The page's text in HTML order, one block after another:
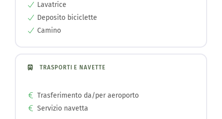
Lavatrice
Deposito biciclette
Camino
TRASPORTI E NAVETTE
Trasferimento da/per aeroporto
Servizio navetta